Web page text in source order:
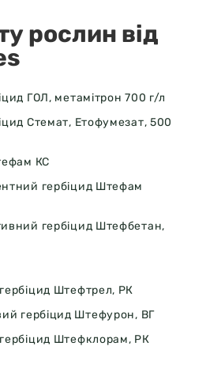
рослин від
ГОЛ, метамітрон 700 г/л
Стемат, Етофумезат, 500
КС
гербіцид Штефам
гербіцид Штефбетан,
Штефтрел, РК
гербіцид Штефурон, ВГ
Штефклорам, РК